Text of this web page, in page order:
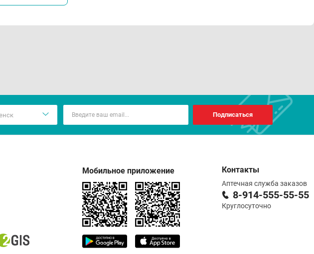
Подписаться
Мобильное приложение Контакты
Аптечная служба заказов
8-914-555-55-55
Круглосуточно